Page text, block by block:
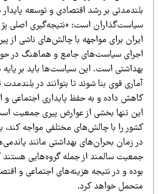
بر رشد اقتصادی و توسعه پایدار دارد
است: «نتیجه‌گیری اصلی
برای مواجهه با چالش‌های ناشی از پیری
سیاست‌های جامع و هماهنگ در حوزه‌های
است. این سیاست‌ها باید بر پایه
قوی بنا شوند تا بتوانند در بلندمدت
داده و به حفظ پایداری اجتماعی و
تنها بخشی از عوارض پیری جمعیت است
را با چالش‌های مختلفی مواجه کند، یک
زمان بحران‌های بهداشتی مانند پاندمی‌ها
سالمند از جمله گروه‌هایی هستند که
و در نتیجه هزینه‌های اجتماعی و اقتصادی
خواهد کرد.